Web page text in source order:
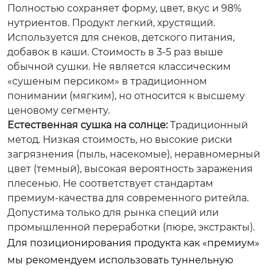
Полностью сохраняет форму, цвет, вкус и 98%
нутриентов. Продукт легкий, хрустящий.
Используется для снеков, детского питания,
добавок в каши. Стоимость в 3-5 раз выше
обычной сушки. Не является классическим
«сушеным персиком» в традиционном
понимании (мягким), но относится к высшему
ценовому сегменту.
Естественная сушка на солнце:Традиционный
метод. Низкая стоимость, но высокие риски
загрязнения (пыль, насекомые), неравномерный
цвет (темный), высокая вероятность заражения
плесенью. Не соответствует стандартам
премиум-качества для современного ритейла.
Допустима только для рынка специй или
промышленной переработки (пюре, экстракты).
Для позиционирования продукта как «премиум»
мы рекомендуем использовать туннельную